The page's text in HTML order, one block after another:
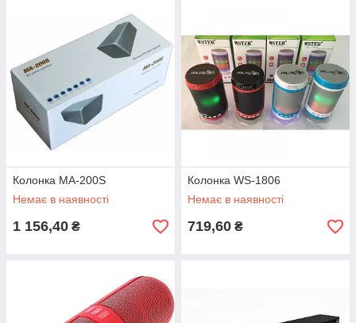
Колонка MA-200S
Немає в наявності
1 156,40 ₴
Колонка WS-1806
Немає в наявності
719,60 ₴